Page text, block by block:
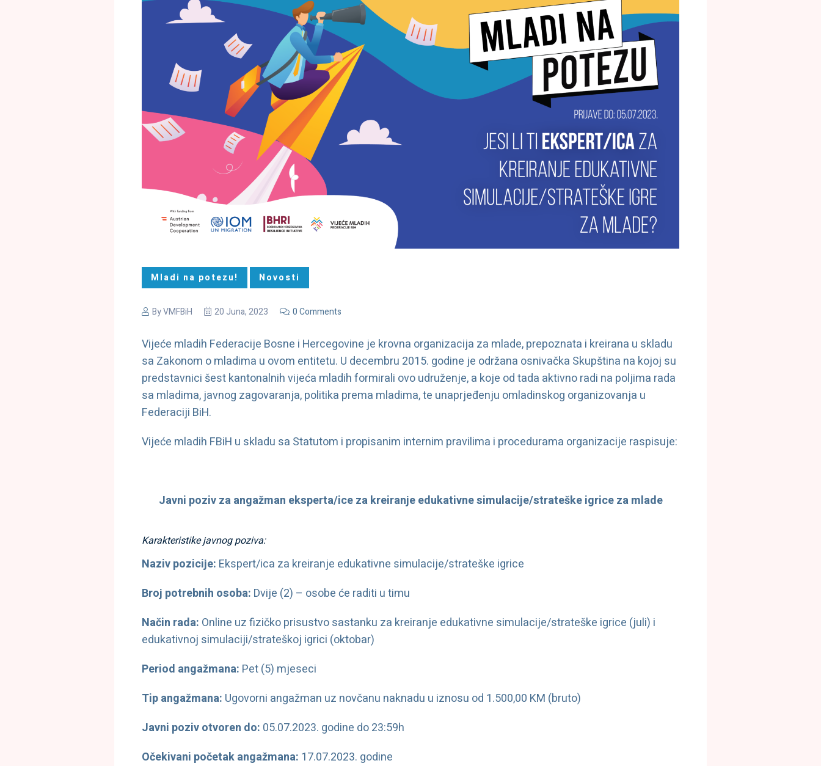
Mladi na potezu! Novosti
ByVMFBiH 20 Juna, 2023 0 Comments
Vijeće mladih Federacije Bosne i Hercegovine je krovna organizacija za mlade, prepoznata i kreirana u skladu
sa Zakonom o mladima u ovom entitetu. U decembru 2015. godine je održana osnivačka Skupština na kojoj su
predstavnici šest kantonalnih vijeća mladih formirali ovo udruženje, a koje od tada aktivno radi na poljima rada
sa mladima, javnog zagovaranja, politika prema mladima, te unaprjeđenju omladinskog organizovanja u
Federaciji BiH.
Vijeće mladih FBiH u skladu sa Statutom i propisanim internim pravilima i procedurama organizacije raspisuje:
Javni poziv za angažman eksperta/ice za kreiranje edukativne simulacije/strateške igrice za mlade
Karakteristike javnog poziva:
Naziv pozicije: Ekspert/ica za kreiranje edukativne simulacije/strateške igrice
Broj potrebnih osoba: Dvije (2) – osobe će raditi u timu
Način rada: Online uz fizičko prisustvo sastanku za kreiranje edukativne simulacije/strateške igrice (juli) i
edukativnoj simulaciji/strateškoj igrici (oktobar)
Period angažmana: Pet (5) mjeseci
Tip angažmana: Ugovorni angažman uz novčanu naknadu u iznosu od 1.500,00 KM (bruto)
Javni poziv otvoren do: 05.07.2023. godine do 23:59h
Očekivani početak angažmana: 17.07.2023. godine